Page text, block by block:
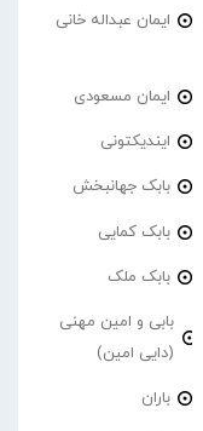
ایمان عبداله خانی
ایمان مسعودی
ایندیکتونی
بابک جهانبخش
بابک کمایی
بابک ملک
بابی و امین مهنی
(دایی امین)
باران